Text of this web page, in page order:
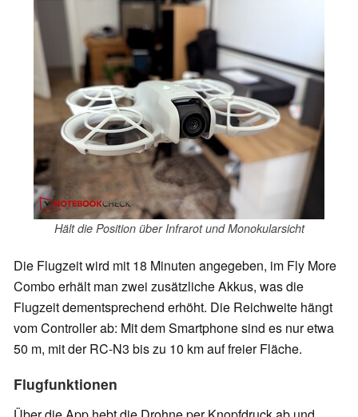
Hält die Position über Infrarot und Monokularsicht
Die Flugzeit wird mit 18 Minuten angegeben, im Fly More
Combo erhält man zwei zusätzliche Akkus, was die
Flugzeit dementsprechend erhöht. Die Reichweite hängt
vom Controller ab: Mit dem Smartphone sind es nur etwa
50 m, mit der RC-N3 bis zu 10 km auf freier Fläche.
Flugfunktionen